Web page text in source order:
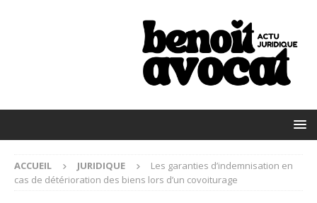
ACCUEIL JURIDIQUE
Les garanties d’indemnisation en
cas de détérioration des biens lors d’un covoiturage